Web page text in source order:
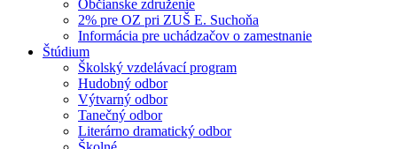
Občianske združenie
2% pre OZ pri ZUŠ E. Suchoňa
Informácia pre uchádzačov o zamestnanie
Štúdium
Školský vzdelávací program
Hudobný odbor
Výtvarný odbor
Tanečný odbor
Literárno dramatický odbor